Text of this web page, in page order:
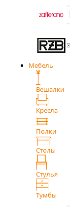
Мебель
Вешалки
Кресла
Полки
Столы
Стулья
Тумбы